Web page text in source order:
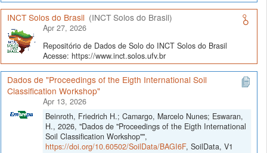
INCT Solos do Brasil (INCT Solos do Brasil)
Apr 27, 2026
Repositório de Dados de Solo do INCT Solos do Brasil
Acesse: https://www.inct.solos.ufv.br
Dados de "Proceedings of the Eigth International Soil
Classification Workshop"
Apr 13, 2026
Beinroth, Friedrich H.; Camargo, Marcelo Nunes; Eswaran,
H., 2026, "Dados de "Proceedings of the Eigth International
Soil Classification Workshop"",
https://doi.org/10.60502/SoilData/BAGI6F, SoilData, V1